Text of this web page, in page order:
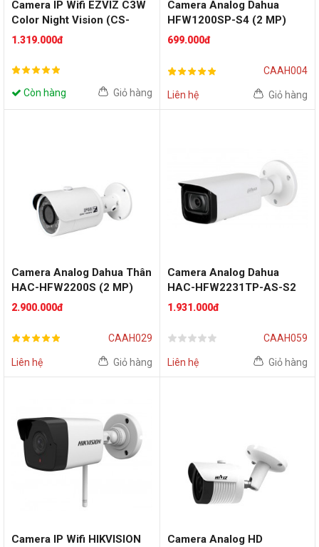
Camera IP Wifi EZVIZ C3W
Color Night Vision (CS-
CV310-A0-3C2WFRL) (2
1.319.000đ
Còn hàng Giỏ hàng
Camera Analog Dahua
HFW1200SP-S4 (2 MP)
699.000đ
CAAH004
Liên hệ Giỏ hàng
Camera Analog Dahua Thân
HAC-HFW2200S (2 MP)
2.900.000đ
CAAH029
Liên hệ Giỏ hàng
Camera Analog Dahua
HAC-HFW2231TP-AS-S2
(2 MP)
1.931.000đ
CAAH059
Liên hệ Giỏ hàng
Camera IP Wifi HIKVISION
Camera Analog HD